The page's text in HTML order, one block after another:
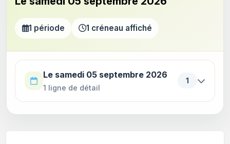
1 période 1 créneau affiché
Le samedi 05 septembre 2026
1 ligne de détail
1